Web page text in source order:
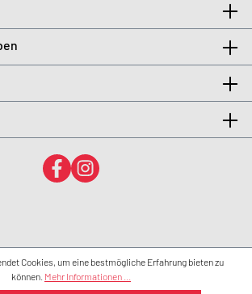
Cookies, um eine bestmögliche Erfahrung bieten zu
können. Mehr Informationen ...